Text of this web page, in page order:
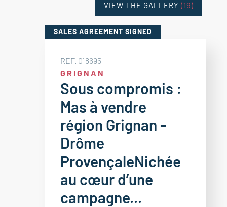
SALES AGREEMENT SIGNED
REF. 018695
GRIGNAN
Sous compromis :
Mas à vendre
région Grignan -
Drôme
ProvençaleNichée
au cœur d’une
campagne...
VIEW THE GALLERY (19)